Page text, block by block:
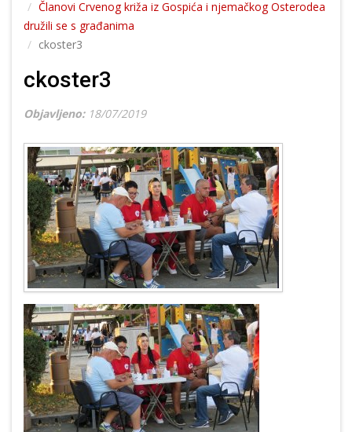
Članovi Crvenog križa iz Gospića i njemačkog Osterodea
družili se s građanima
ckoster3
ckoster3
Objavljeno: 18/07/2019